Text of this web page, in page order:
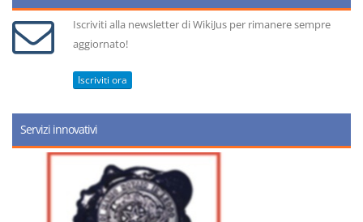
Iscriviti alla newsletter di WikiJus per rimanere sempre
aggiornato!
Iscriviti ora
Servizi innovativi